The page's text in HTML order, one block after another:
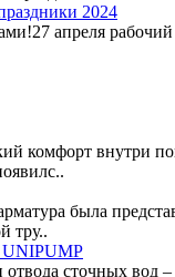
2024
апреля
комфорт внутри
была
тру..
UNIPUMP
сточных вод